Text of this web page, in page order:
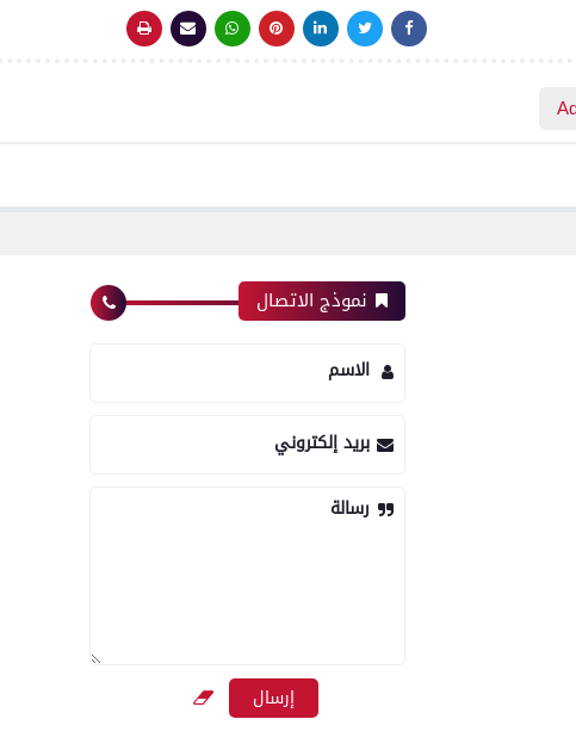
نموذج الاتصال
الاسم
بريد إلكتروني
رسالة